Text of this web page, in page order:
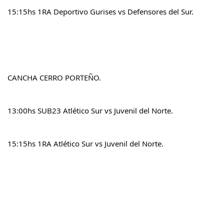
15:15hs 1RA Deportivo Gurises vs Defensores del Sur.
CANCHA CERRO PORTEÑO.
13:00hs SUB23 Atlético Sur vs Juvenil del Norte.
15:15hs 1RA Atlético Sur vs Juvenil del Norte.